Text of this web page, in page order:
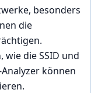
besonders
die
wie die SSID und
können